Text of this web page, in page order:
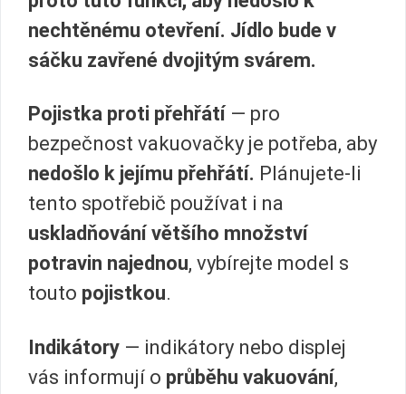
nechtěnému otevření. Jídlo bude v
sáčku zavřené dvojitým svárem.
Pojistka proti přehřátí — pro
bezpečnost vakuovačky je potřeba, aby
nedošlo k jejímu přehřátí. Plánujete-li
tento spotřebič používat i na
uskladňování většího množství
potravin najednou, vybírejte model s
touto pojistkou.
Indikátory — indikátory nebo displej
vás informují o průběhu vakuování,